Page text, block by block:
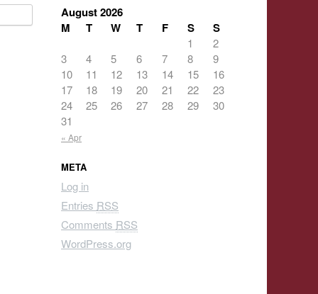
August 2026
M
T W T F S S
« Apr
1
2
3
4 5 6 7 8
9
10
11 12 13 14 15
16
17
18 19 20 21 22
23
24
25 26 27 28 29
30
31
META
Log in
Entries RSS
Comments RSS
WordPress.org